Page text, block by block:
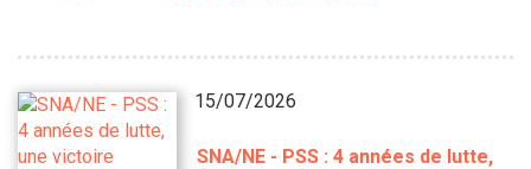
15/07/2026
SNA/NE - PSS : 4 années de lutte,